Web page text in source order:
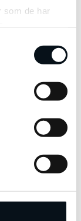
som de har